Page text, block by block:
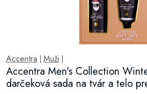
Accentra Muži
Accentra Men's Collection
darčeková sada na tvár a telo